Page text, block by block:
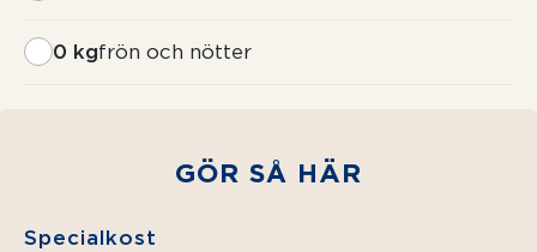
0 kgfrön och nötter
GÖR SÅ HÄR
Specialkost